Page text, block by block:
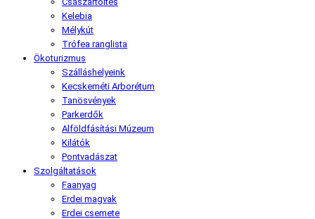
Kelebia
Mélykút
Trófea ranglista
Ökoturizmus
Szálláshelyeink
Kecskeméti Arborétum
Tanösvények
Parkerdők
Alföldfásítási Múzeum
Kilátók
Pontvadászat
Szolgáltatások
Faanyag
Erdei magvak
Erdei csemete